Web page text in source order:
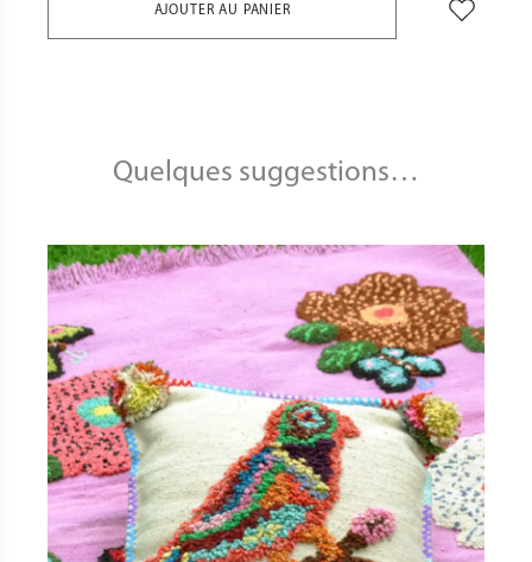
AJOUTER AU PANIER
Quelques suggestions…